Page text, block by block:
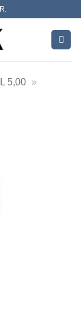
5,00 »